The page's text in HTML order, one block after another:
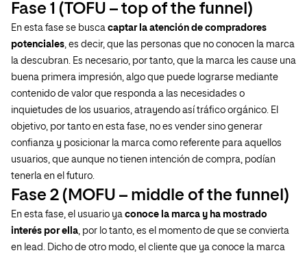
Fase 1 (TOFU – top of the funnel)
En esta fase se busca captar la atención de compradores
potenciales, es decir, que las personas que no conocen la marca
la descubran. Es necesario, por tanto, que la marca les cause una
buena primera impresión, algo que puede lograrse mediante
contenido de valor que responda a las necesidades o
inquietudes de los usuarios, atrayendo así tráfico orgánico. El
objetivo, por tanto en esta fase, no es vender sino generar
confianza y posicionar la marca como referente para aquellos
usuarios, que aunque no tienen intención de compra, podían
tenerla en el futuro.
Fase 2 (MOFU – middle of the funnel)
En esta fase, el usuario ya conoce la marca y ha mostrado
interés por ella, por lo tanto, es el momento de que se convierta
en lead. Dicho de otro modo, el cliente que ya conoce la marca